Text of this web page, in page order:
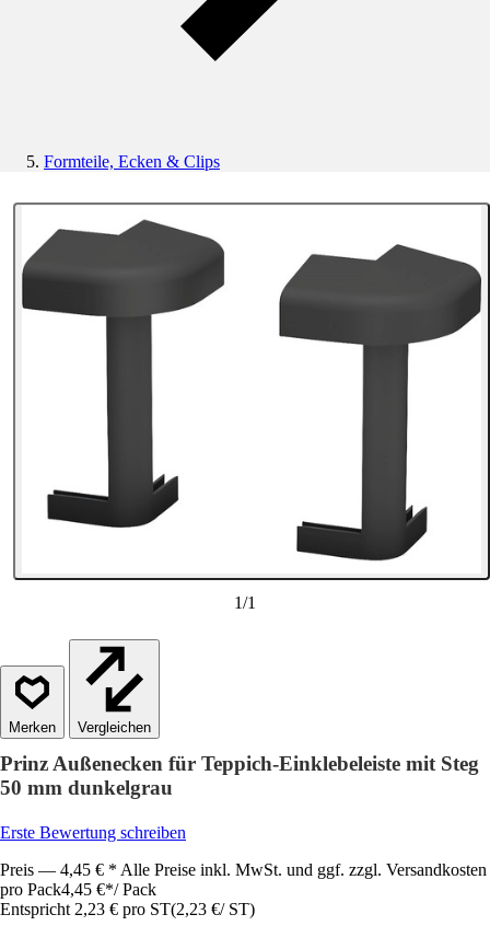
Formteile, Ecken & Clips
1/1
Vergleichen
Prinz Außenecken für Teppich-Einklebeleiste mit Steg
50 mm dunkelgrau
Erste Bewertung schreiben
Preis — 4,45 € * Alle Preise inkl. MwSt. und ggf. zzgl. Versandkosten
pro Pack4,45 €*/ Pack
Entspricht 2,23 € pro ST(2,23 €/ ST)